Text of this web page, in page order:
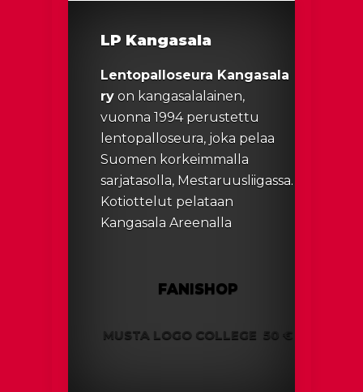
LP Kangasala
Lentopalloseura Kangasala
ry on kangasalalainen,
vuonna 1994 perustettu
lentopalloseura, joka pelaa
Suomen korkeimmalla
sarjatasolla, Mestaruusliigassa.
Kotiottelut pelataan
Kangasala Areenalla
FANISHOP
MUSTA LOGO COLLEGE 50 €